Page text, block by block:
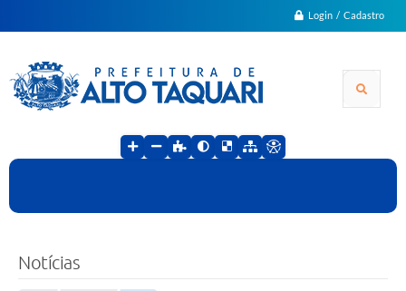
Login / Cadastro
Notícias